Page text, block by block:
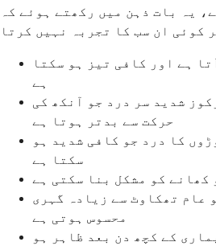
یہ بات ذہن میں رکھتے ہوئے کہ
ہے اور کافی تیز ہو سکتا
ہے
شدید سر درد جو آنکھ کی
حرکت سے بدتر ہوتا ہے
کا درد جو کافی شدید ہو
سکتا ہے
کھانے کو مشکل بنا سکتی ہے
عام تھکاوٹ سے زیادہ گہری
محسوس ہوتی ہے
کے کچھ دن بعد ظاہر ہو